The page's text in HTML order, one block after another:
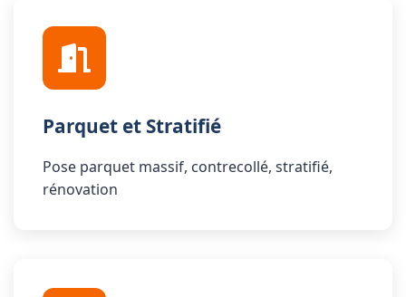
Parquet et Stratifié
Pose parquet massif, contrecollé, stratifié,
rénovation